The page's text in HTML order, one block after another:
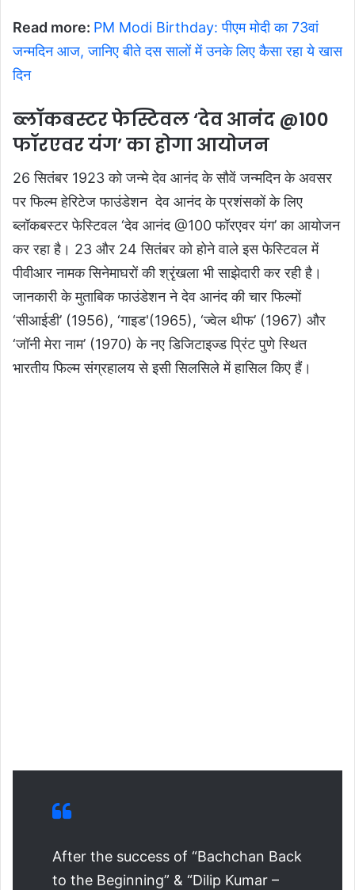
Read more: PM Modi Birthday: पीएम मोदी का 73वां
जन्मदिन आज, जानिए बीते दस सालों में उनके लिए कैसा रहा ये खास
दिन
ब्लॉकबस्टर फेस्टिवल ‘देव आनंद @100
फॉरएवर यंग’ का होगा आयोजन
26 सितंबर 1923 को जन्मे देव आनंद के सौवें जन्मदिन के अवसर
पर फिल्म हेरिटेज फाउंडेशन देव आनंद के प्रशंसकों के लिए
ब्लॉकबस्टर फेस्टिवल ‘देव आनंद @100 फॉरएवर यंग’ का आयोजन
कर रहा है। 23 और 24 सितंबर को होने वाले इस फेस्टिवल में
पीवीआर नामक सिनेमाघरों की श्रृंखला भी साझेदारी कर रही है।
जानकारी के मुताबिक फाउंडेशन ने देव आनंद की चार फिल्मों
‘सीआईडी’ (1956), ‘गाइड'(1965), ‘ज्वेल थीफ’ (1967) और
‘जॉनी मेरा नाम’ (1970) के नए डिजिटाइज्ड प्रिंट पुणे स्थित
भारतीय फिल्म संग्रहालय से इसी सिलसिले में हासिल किए हैं।
After the success of “Bachchan Back
to the Beginning” & “Dilip Kumar –